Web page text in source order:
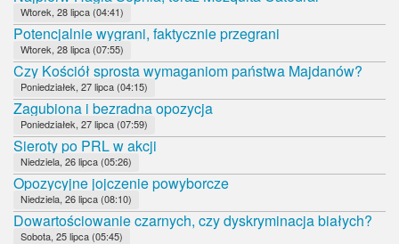
Wtorek, 28 lipca (04:41)
Potencjalnie wygrani, faktycznie przegrani
Wtorek, 28 lipca (07:55)
Czy Kościół sprosta wymaganiom państwa Majdanów?
Poniedziałek, 27 lipca (04:15)
Zagubiona i bezradna opozycja
Poniedziałek, 27 lipca (07:59)
Sieroty po PRL w akcji
Niedziela, 26 lipca (05:26)
Opozycyjne jojczenie powyborcze
Niedziela, 26 lipca (08:10)
Dowartościowanie czarnych, czy dyskryminacja białych?
Sobota, 25 lipca (05:45)